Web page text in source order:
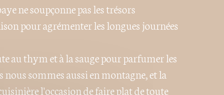
ne soupçonne pas les trésors
pour agrémenter les longues journées
au thym et à la sauge pour parfumer les
sommes aussi en montagne, et la
l'occasion de faire plat de toute